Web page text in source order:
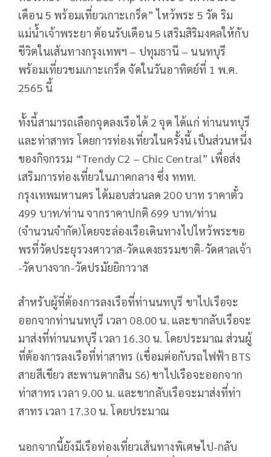
เดือน 5 พร้อมเที่ยวเกาะเกร็ด” ไหว้พระ 5 วัด ริม
แม่น้ำเจ้าพระยา ต้อนรับเดือน 5 เสริมสิริมงคลให้กับ
ชีวิตในเส้นทางกรุงเทพฯ – ปทุมธานี – นนทบุรี
พร้อมเที่ยวชมเกาะเกร็ด จัดในวันอาทิตย์ที่ 1 พ.ค.
2565 นี้
ทั้งนี้สามารถเลือกจุดลงเรือได้ 2 จุด ได้แก่ ท่านนทบุรี
และท่าสาทร โดยการท่องเที่ยวในครั้งนี้ เป็นส่วนหนึ่ง
ของกิจกรรม “Trendy C2 – Chic Central” เพื่อส่ง
เสริมการท่องเที่ยวในภาคกลาง ซึ่ง ททท.
กรุงเทพมหานคร ได้มอบส่วนลด 200 บาท ราคาตั๋ว
499 บาท/ท่าน จากราคาปกติ 699 บาท/ท่าน
(จำนวนจำกัด)โดยจะล่องเรือเดินทางไปไหว้พระขอ
พรที่วัดประยุรวงศาวาส-วัดแดงธรรมชาติ-วัดศาลเจ้า
-วัดบางจาก-วัดปรมัยยิกาวาส
สำหรับผู้ที่ต้องการลงเรือที่ท่านนทบุรี ขาไปเรือจะ
ออกจากท่านนทบุรี เวลา 08.00 น. และขากลับเรือจะ
มาส่งที่ท่านนทบุรี เวลา 16.30 น. โดยประมาณ ส่วนผู้
ที่ต้องการลงเรือที่ท่าสาทร (เชื่อมต่อกับรถไฟฟ้า BTS
สายสีเขียว สะพานตากสิน S6) ขาไปเรือจะออกจาก
ท่าสาทร เวลา 9.00 น. และขากลับเรือจะมาส่งที่ท่า
สาทร เวลา 17.30 น. โดยประมาณ
นอกจากนี้ยังมีเรือท่องเที่ยวเส้นทางพิเศษไป-กลับ